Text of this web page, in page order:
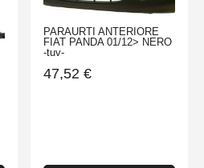
PARAURTI ANTERIORE
FIAT PANDA 01/12> NERO
-tuv-
47,52 €